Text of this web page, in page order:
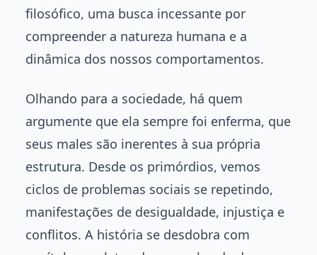
filosófico, uma busca incessante por
compreender a natureza humana e a
dinâmica dos nossos comportamentos.
Olhando para a sociedade, há quem
argumente que ela sempre foi enferma, que
seus males são inerentes à sua própria
estrutura. Desde os primórdios, vemos
ciclos de problemas sociais se repetindo,
manifestações de desigualdade, injustiça e
conflitos. A história se desdobra com